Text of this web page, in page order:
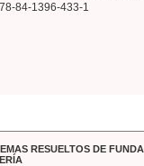
84-1396-433-1
RESUELTOS DE